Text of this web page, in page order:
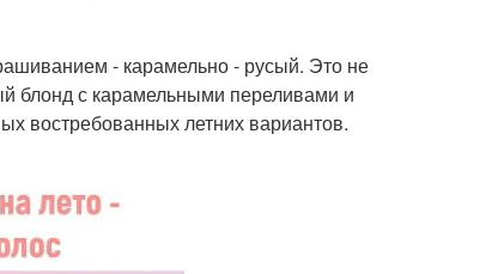
- карамельно - русый. Это не
блонд с карамельными переливами и
востребованных летних вариантов.